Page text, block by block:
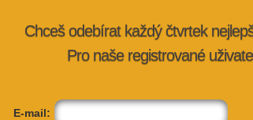
podniků, které
(2.…
| petra@citybee.cz 23. 12. 2025 |
Chceš odebírat každý čtvrtek
Pro naše registrované
E-mail: